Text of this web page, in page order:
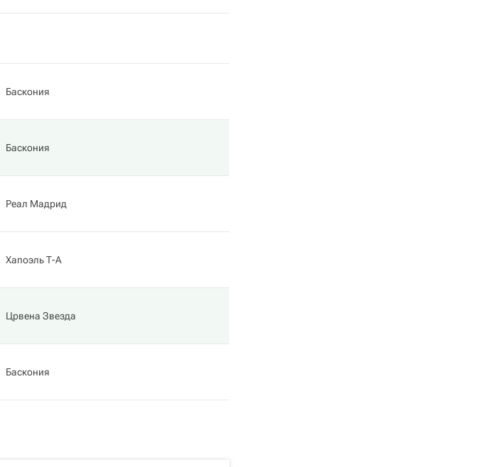
Баскония
Баскония
Реал Мадрид
Хапоэль Т-А
Црвена Звезда
Баскония